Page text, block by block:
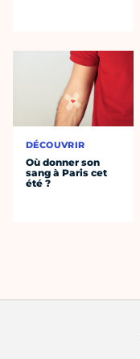
DÉCOUVRIR
Où donner son
sang à Paris cet
été ?